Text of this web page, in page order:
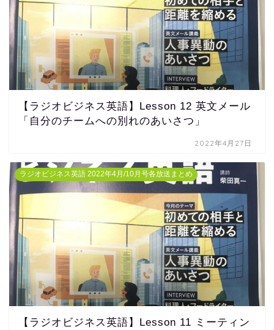
【ラジオビジネス英語】Lesson 12 英文メール
「自分のチームへの別れのあいさつ」
2022年4月27日
ラジオビジネス英語 2022年4月/10月号各放送まとめ
【ラジオビジネス英語】Lesson 11 ミーティン